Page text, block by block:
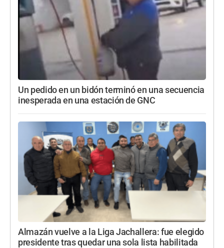
Un pedido en un bidón terminó en una secuencia
inesperada en una estación de GNC
Almazán vuelve a la Liga Jachallera: fue elegido
presidente tras quedar una sola lista habilitada